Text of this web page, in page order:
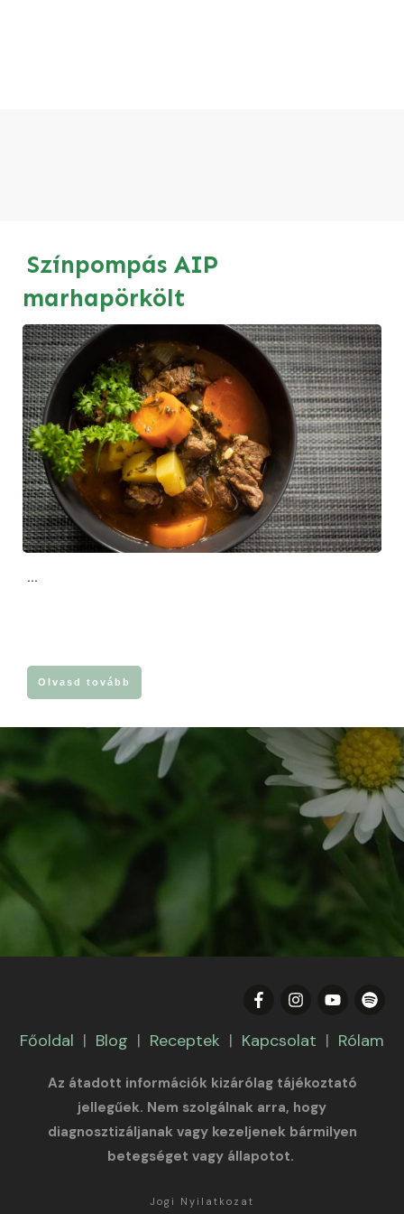
Színpompás AIP
marhapörkölt
...
Olvasd tovább
Főoldal | Blog | Receptek | Kapcsolat | Rólam
Az átadott információk kizárólag tájékoztató
jellegűek. Nem szolgálnak arra, hogy
diagnosztizáljanak vagy kezeljenek bármilyen
betegséget vagy állapotot.
Jogi Nyilatkozat